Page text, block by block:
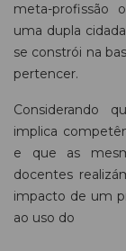
meta-profissão
uma dupla
se constrói na
pertencer.
Considerando
implica
e que as
docentes
impacto de um
ao uso do